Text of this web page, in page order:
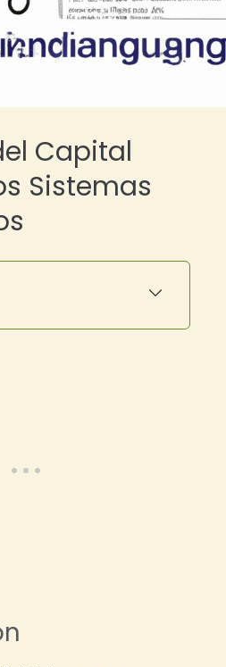
Capital
Sistemas